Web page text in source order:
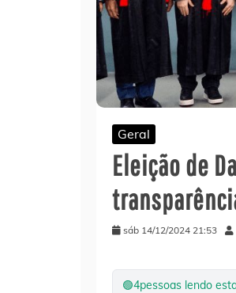
Geral
Eleição de
sáb 14/12/2024 21:53
🟢4pessoas lendo